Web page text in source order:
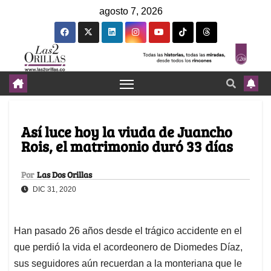
agosto 7, 2026
Así luce hoy la viuda de Juancho
Rois, el matrimonio duró 33 días
Por Las Dos Orillas
DIC 31, 2020
Han pasado 26 años desde el trágico accidente en el
que perdió la vida el acordeonero de Diomedes Díaz,
sus seguidores aún recuerdan a la monteriana que le